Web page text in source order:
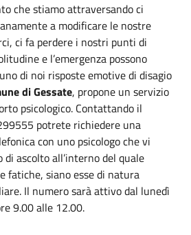
che stiamo attraversando ci
a modificare le nostre
ci fa perdere i nostri punti di
e l’emergenza possono
di noi risposte emotive di disagio
di Gessate, propone un servizio
psicologico. Contattando il
potrete richiedere una
con uno psicologo che vi
ascolto all’interno del quale
fatiche, siano esse di natura
Il numero sarà attivo dal lunedì
9.00 alle 12.00.